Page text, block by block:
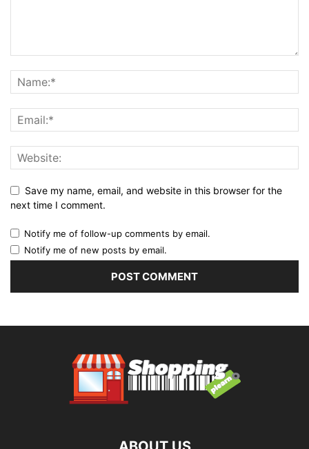
Save my name, email, and website in this browser for the
next time I comment.
Notify me of follow-up comments by email.
Notify me of new posts by email.